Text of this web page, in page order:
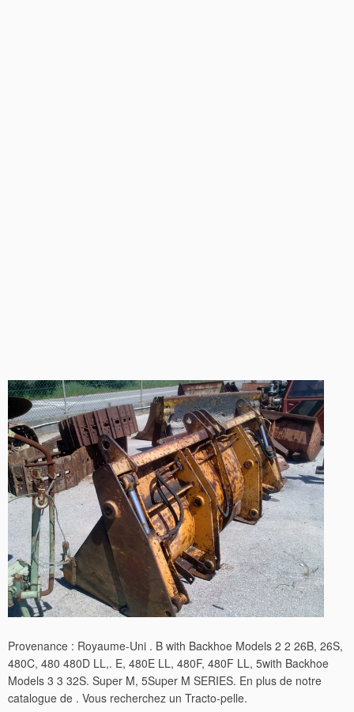
Provenance : Royaume-Uni . B with Backhoe Models 2 2 26B, 26S,
480C, 480 480D LL,. E, 480E LL, 480F, 480F LL, 5with Backhoe
Models 3 3 32S. Super M, 5Super M SERIES. En plus de notre
catalogue de . Vous recherchez un Tracto-pelle.